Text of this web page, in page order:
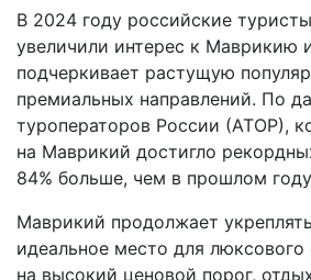
В 2024 году российские
увеличили интерес к Маврикию
подчеркивает растущую
премиальных направлений. По
туроператоров России (АТОР),
на Маврикий достигло
84% больше, чем в прошлом
Маврикий продолжает
идеальное место для
на высокий ценовой порог,